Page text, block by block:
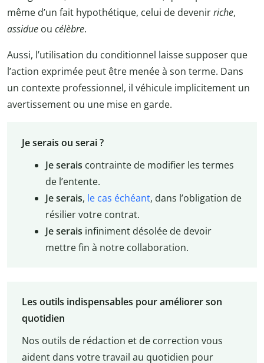
même d’un fait hypothétique, celui de devenirriche,
assidue ou célèbre.
Aussi, l’utilisation du conditionnel laisse supposer que
l’action exprimée peut être menée à son terme. Dans
un contexte professionnel, il véhicule implicitement un
avertissement ou une mise en garde.
Je serais ou serai ?
Je serais contrainte de modifier les termes
de l’entente.
Je serais, le cas échéant, dans l’obligation de
résilier votre contrat.
Je serais infiniment désolée de devoir
mettre fin à notre collaboration.
Les outils indispensables pour améliorer son
quotidien
Nos outils de rédaction et de correction vous
aident dans votre travail au quotidien pour